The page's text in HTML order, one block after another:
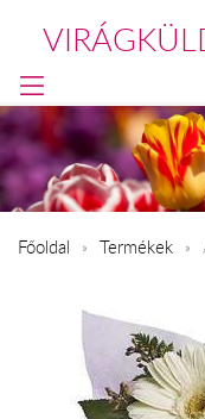
Főoldal Termékek